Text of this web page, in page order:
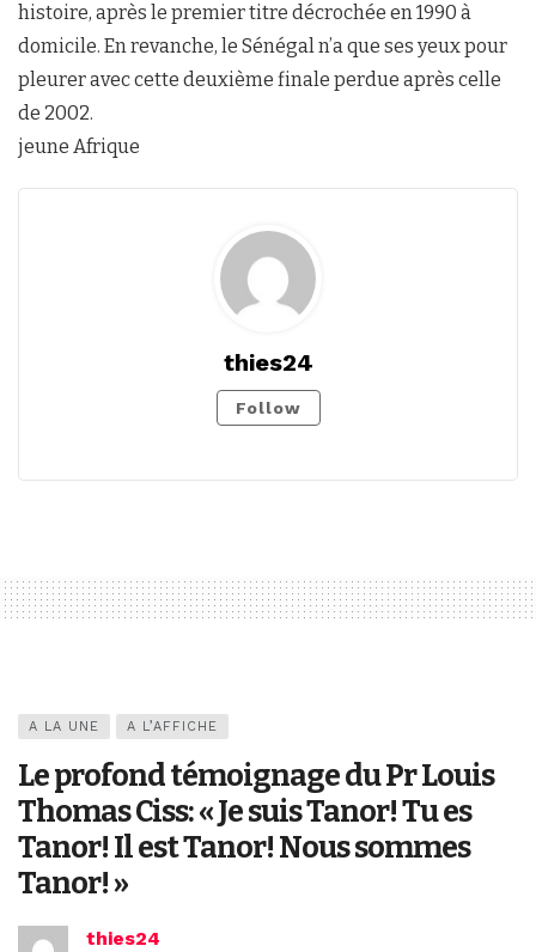
histoire, après le premier titre décrochée en 1990 à
domicile. En revanche, le Sénégal n’a que ses yeux pour
pleurer avec cette deuxième finale perdue après celle
de 2002.
jeune Afrique
thies24
Follow
A LA UNE A L’AFFICHE
Le profond témoignage du Pr Louis
Thomas Ciss: « Je suis Tanor! Tu es
Tanor! Il est Tanor! Nous sommes
Tanor! »
thies24